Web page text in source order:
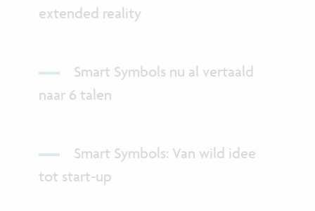
extended reality
Smart Symbols nu al vertaald
naar 6 talen
Smart Symbols: Van wild idee
tot start-up